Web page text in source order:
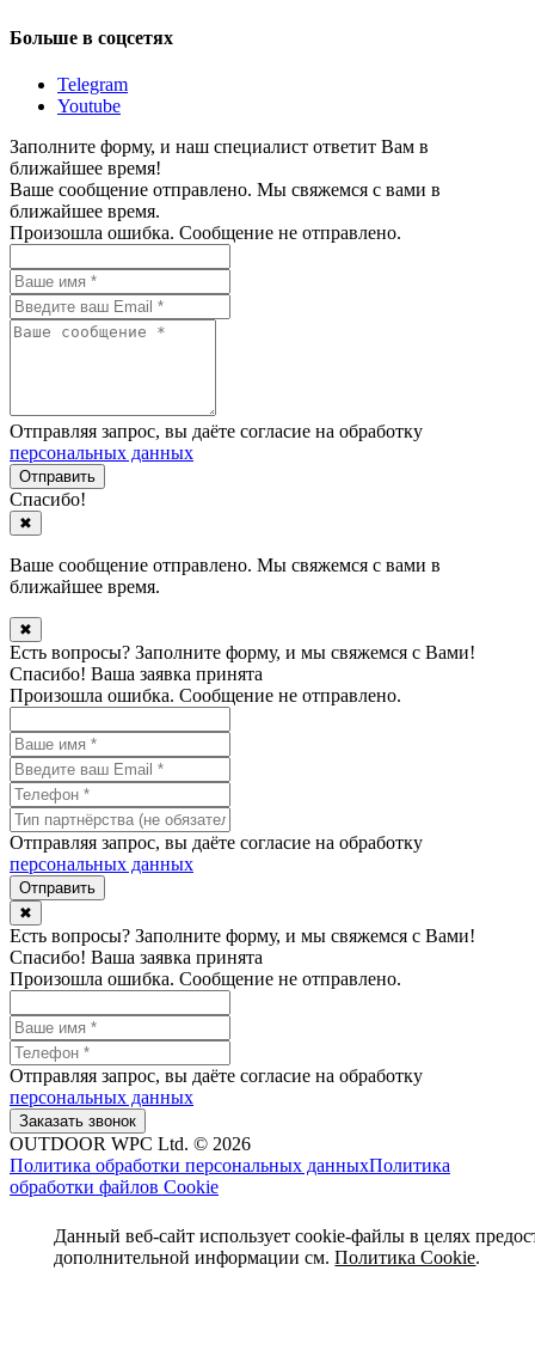
Больше в соцсетях
Telegram
Youtube
Заполните форму, и наш специалист ответит Вам в
ближайшее время!
Ваше сообщение отправлено. Мы свяжемся с вами в
ближайшее время.
Произошла ошибка. Сообщение не отправлено.
Отправляя запрос, вы даёте согласие на обработку
персональных данных
Спасибо!
✖
Ваше сообщение отправлено. Мы свяжемся с вами в
ближайшее время.
✖
Есть вопросы? Заполните форму, и мы свяжемся с Вами!
Спасибо! Ваша заявка принята
Произошла ошибка. Сообщение не отправлено.
Отправляя запрос, вы даёте согласие на обработку
персональных данных
✖
Есть вопросы? Заполните форму, и мы свяжемся с Вами!
Спасибо! Ваша заявка принята
Произошла ошибка. Сообщение не отправлено.
Отправляя запрос, вы даёте согласие на обработку
персональных данных
OUTDOOR WPC Ltd. © 2026
Политика обработки персональных данныхПолитика
обработки файлов Cookie
Данный веб-сайт использует cookie-файлы в целях
дополнительной информации см.Политика Cookie.